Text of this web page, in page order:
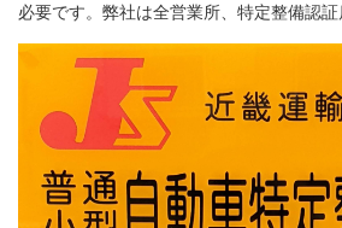
必要です。弊社は全営業所、特定整備認証